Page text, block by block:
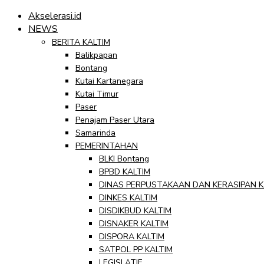
Akselerasi.id
NEWS
BERITA KALTIM
Balikpapan
Bontang
Kutai Kartanegara
Kutai Timur
Paser
Penajam Paser Utara
Samarinda
PEMERINTAHAN
BLKI Bontang
BPBD KALTIM
DINAS PERPUSTAKAAN DAN KERASIPAN
DINKES KALTIM
DISDIKBUD KALTIM
DISNAKER KALTIM
DISPORA KALTIM
SATPOL PP KALTIM